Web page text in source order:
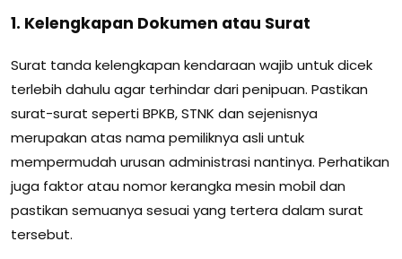
1. Kelengkapan Dokumen atau Surat
Surat tanda kelengkapan kendaraan wajib untuk dicek
terlebih dahulu agar terhindar dari penipuan. Pastikan
surat-surat seperti BPKB, STNK dan sejenisnya
merupakan atas nama pemiliknya asli untuk
mempermudah urusan administrasi nantinya. Perhatikan
juga faktor atau nomor kerangka mesin mobil dan
pastikan semuanya sesuai yang tertera dalam surat
tersebut.